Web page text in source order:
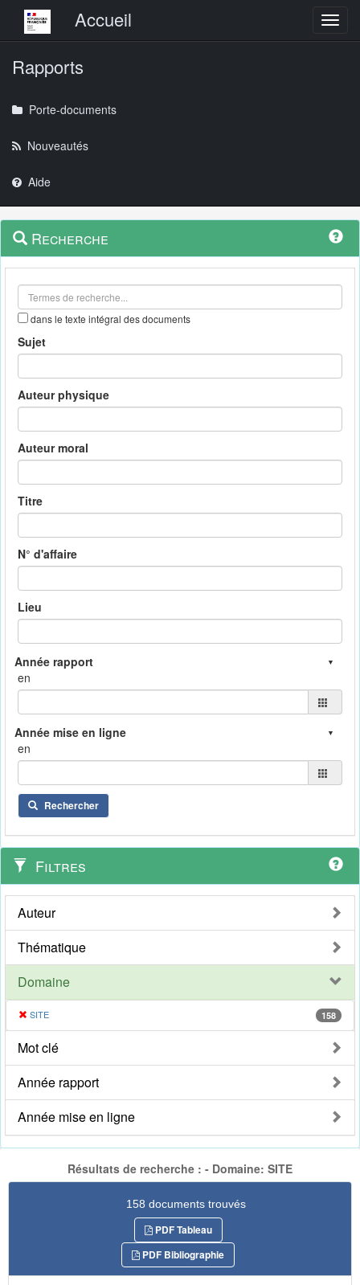
Menu principalAccueil
Rapports
Porte-documents
Nouveautés
Aide
Navigation
outils
Menu
contextuel
Recherche
dans le texte intégral des documents
Sujet
Auteur physique
Auteur moral
Titre
N° d'affaire
Lieu
en
en
Rechercher
Filtres
Auteur
Thématique
Domaine
SITE 158
Mot clé
Année rapport
Année mise en ligne
Résultats de recherche : - Domaine: SITE
158 documents trouvés
PDF Tableau
PDF Bibliographie